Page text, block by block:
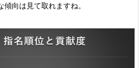
向は見て取れますね。